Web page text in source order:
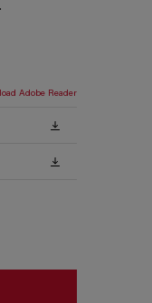
Adobe Reader